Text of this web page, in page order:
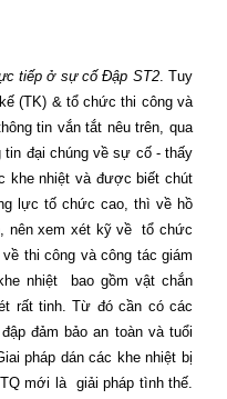
tiếp ở sự cố Đập ST2. Tuy
(TK) & tổ chức thi công và
tin vắn tắt nêu trên, qua
tin đại chúng về sự cố - thấy
khe nhiệt và được biết chút
lực tố chức cao, thì về hồ
nên xem xét kỹ về
tổ chức
thi công và công tác giám
nhiệt
bao gồm vật chắn
rất tinh. Từ đó cần có các
đảm bảo an toàn và tuổi
pháp dán các khe nhiệt bị
mới là
giải pháp tình thế.